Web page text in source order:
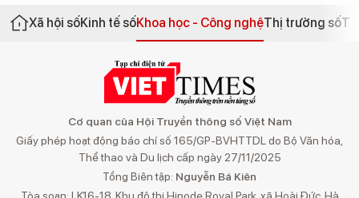
Xã hội sốKinh tế sốKhoa học - Công nghệThị trường số
Cơ quan của Hội Truyền thông số Việt Nam
Giấy phép hoạt động báo chí số 165/GP-BVHTTDL do Bộ Văn hóa,
Thể thao và Du lịch cấp ngày 27/11/2025
Tổng Biên tập: Nguyễn Bá Kiên